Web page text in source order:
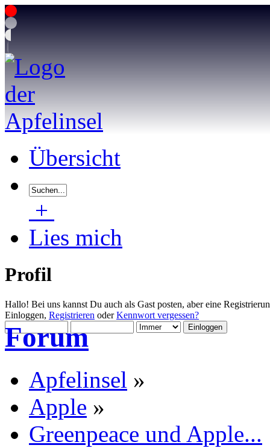
Übersicht
+
Lies mich
Profil
Hallo! Bei uns kannst Du auch als Gast posten, aber eine
Einloggen, Registrieren oderKennwort vergessen?
Forum
Apfelinsel »
Apple »
Greenpeace und Apple...